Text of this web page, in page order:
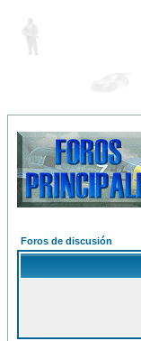
Foros de discusión